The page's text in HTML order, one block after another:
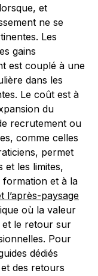
et
ne se
Les
gains
est couplé à une
dans les
Le coût est à
du
recrutement ou
comme celles
permet
et les limites,
formation et à la
l’après-paysage
où la valeur
et le retour sur
Pour
dédiés
des retours